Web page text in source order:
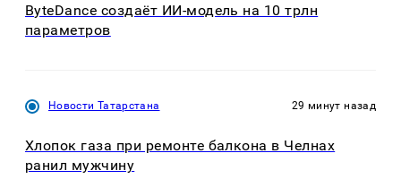
ByteDance создаёт ИИ-модель на 10 трлн
параметров
Новости Татарстана 29 минут назад
Хлопок газа при ремонте балкона в Челнах
ранил мужчину